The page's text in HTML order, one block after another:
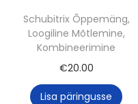
Schubitrix Õppemäng,
Loogiline Mõtlemine,
Kombineerimine
€20.00
Lisa päringusse